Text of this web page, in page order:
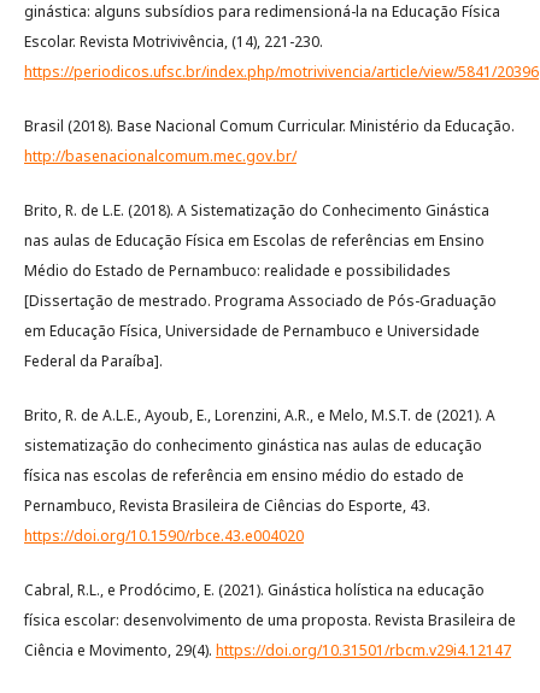
ginástica: alguns subsídios para redimensioná-la na Educação Física
Escolar. Revista Motrivivência, (14), 221-230.
https://periodicos.ufsc.br/index.php/motrivivencia/article/view/5841/20396
Brasil (2018). Base Nacional Comum Curricular. Ministério da Educação.
http://basenacionalcomum.mec.gov.br/
Brito, R. de L.E. (2018). A Sistematização do Conhecimento Ginástica
nas aulas de Educação Física em Escolas de referências em Ensino
Médio do Estado de Pernambuco: realidade e possibilidades
[Dissertação de mestrado. Programa Associado de Pós-Graduação
em Educação Física, Universidade de Pernambuco e Universidade
Federal da Paraíba].
Brito, R. de A.L.E., Ayoub, E., Lorenzini, A.R., e Melo, M.S.T. de (2021). A
sistematização do conhecimento ginástica nas aulas de educação
física nas escolas de referência em ensino médio do estado de
Pernambuco, Revista Brasileira de Ciências do Esporte, 43.
https://doi.org/10.1590/rbce.43.e004020
Cabral, R.L., e Prodócimo, E. (2021). Ginástica holística na educação
física escolar: desenvolvimento de uma proposta. Revista Brasileira de
Ciência e Movimento, 29(4). https://doi.org/10.31501/rbcm.v29i4.12147